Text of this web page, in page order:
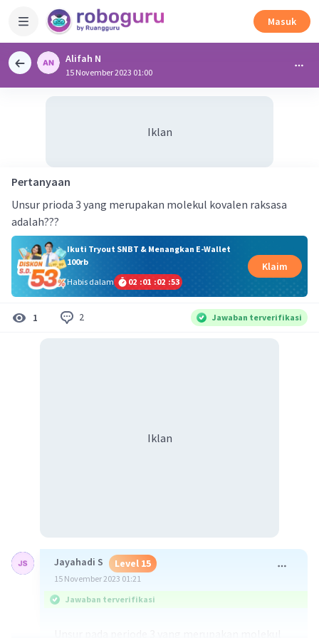
Masuk
Alifah N
15 November 2023 01:00
Iklan
Pertanyaan
Unsur prioda 3 yang merupakan molekul kovalen raksasa
adalah???
Ikuti Tryout SNBT & Menangkan E-Wallet
100rb
Habis dalam
02 :01 :02 :53
Klaim
1 2 Jawaban terverifikasi
Iklan
Jayahadi S Level 15
15 November 2023 01:21
Jawaban terverifikasi